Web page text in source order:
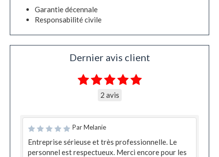
Garantie décennale
Responsabilité civile
Dernier avis client
2 avis
Par Melanie
Entreprise sérieuse et très professionnelle. Le
personnel est respectueux. Merci encore pour les